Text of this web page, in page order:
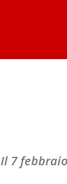
Il 7